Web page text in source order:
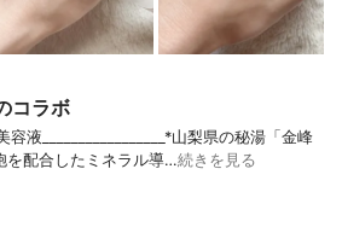
コラボ
容液⁡_________________⁡⁡⁡*山梨県の秘湯「金峰
を配合したミネラル導…続きを見る